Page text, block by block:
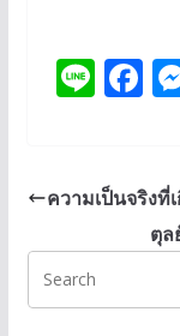
Li F
b
o
o
k
ความเป็นจริงที่
ตุล